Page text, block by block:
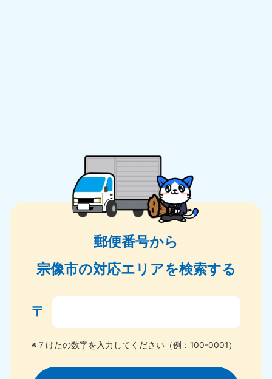
郵便番号から
宗像市の対応エリアを検索する
〒
※７けたの数字を入力してください（例：100-0001）